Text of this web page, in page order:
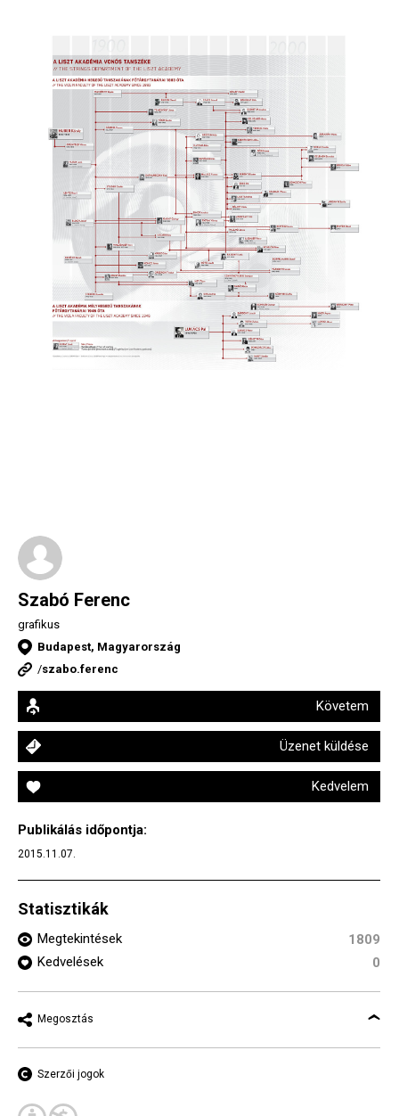
Szabó Ferenc
grafikus
Budapest, Magyarország
/szabo.ferenc
Követem
Üzenet küldése
Kedvelem
Publikálás időpontja:
2015.11.07.
Statisztikák
Megtekintések
1809
Kedvelések
0
Megosztás
Szerzői jogok